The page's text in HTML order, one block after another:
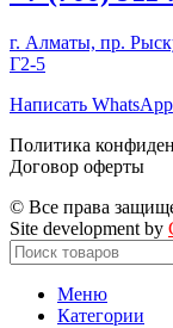
г. Алматы, пр.
Г2-5
Написать WhatsApp
Политика
Договор оферты
© Все права
Site development by
Меню
Категории